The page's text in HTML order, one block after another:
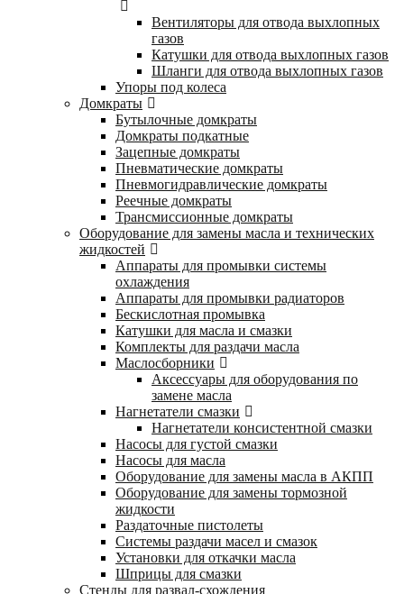
Вентиляторы для отвода выхлопных
газов
Катушки для отвода выхлопных газов
Шланги для отвода выхлопных газов
Упоры под колеса
Домкраты
Бутылочные домкраты
Домкраты подкатные
Зацепные домкраты
Пневматические домкраты
Пневмогидравлические домкраты
Реечные домкраты
Трансмиссионные домкраты
Оборудование для замены масла и технических
жидкостей
Аппараты для промывки системы
охлаждения
Аппараты для промывки радиаторов
Бескислотная промывка
Катушки для масла и смазки
Комплекты для раздачи масла
Маслосборники
Аксессуары для оборудования по
замене масла
Нагнетатели смазки
Нагнетатели консистентной смазки
Насосы для густой смазки
Насосы для масла
Оборудование для замены масла в АКПП
Оборудование для замены тормозной
жидкости
Раздаточные пистолеты
Системы раздачи масел и смазок
Установки для откачки масла
Шприцы для смазки
Стенды для развал-схождения